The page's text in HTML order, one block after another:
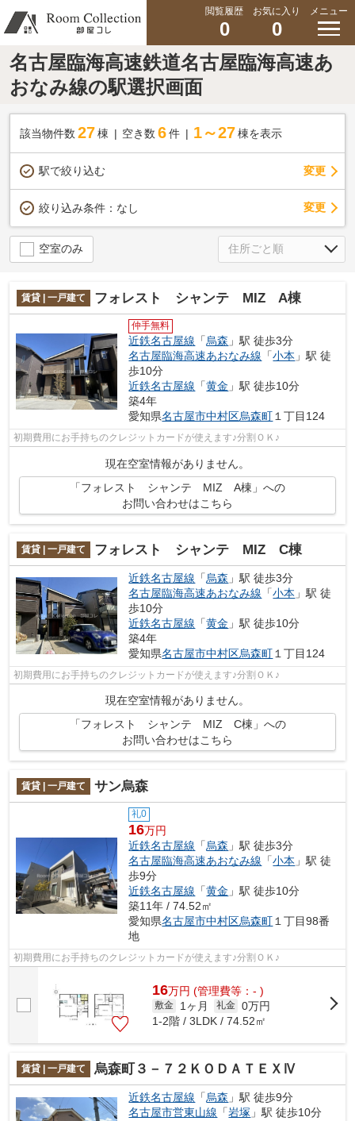
閲覧履歴
0
お気に入り
0
メニュー
名古屋臨海高速鉄道名古屋臨海高速あ
おなみ線の駅選択画面
該当物件数 27棟 空き数 6 件 1～27 棟を表示
駅で絞り込む 変更
絞り込み条件： なし 変更
空室のみ
賃貸 | 一戸建て フォレスト シャンテ MIZ A棟
仲手無料
近鉄名古屋線 「烏森 」駅 徒歩3分
名古屋臨海高速あおなみ線 「小本 」駅 徒
歩10分
近鉄名古屋線 「黄金 」駅 徒歩10分
築4年
愛知県名古屋市中村区烏森町 １丁目124
初期費用にお手持ちのクレジットカードが使えます♪分割ＯＫ♪
現在空室情報がありません。
「フォレスト シャンテ MIZ A棟」への
お問い合わせはこちら
賃貸 | 一戸建て フォレスト シャンテ MIZ C棟
近鉄名古屋線 「烏森 」駅 徒歩3分
名古屋臨海高速あおなみ線 「小本 」駅 徒
歩10分
近鉄名古屋線 「黄金 」駅 徒歩10分
築4年
愛知県名古屋市中村区烏森町 １丁目124
初期費用にお手持ちのクレジットカードが使えます♪分割ＯＫ♪
現在空室情報がありません。
「フォレスト シャンテ MIZ C棟」への
お問い合わせはこちら
賃貸 | 一戸建て サン烏森
礼0
16万円
近鉄名古屋線 「烏森 」駅 徒歩3分
名古屋臨海高速あおなみ線 「小本 」駅 徒
歩9分
近鉄名古屋線 「黄金 」駅 徒歩10分
築11年 / 74.52㎡
愛知県名古屋市中村区烏森町 １丁目98番
地
初期費用にお手持ちのクレジットカードが使えます♪分割ＯＫ♪
16万円 (管理費等：- )
敷金 1ヶ月 礼金 0万円
1-2階 / 3LDK / 74.52㎡
賃貸 | 一戸建て 烏森町３－７２ＫＯＤＡＴＥＸⅣ
近鉄名古屋線 「烏森 」駅 徒歩9分
名古屋市営東山線 「岩塚 」駅 徒歩10分